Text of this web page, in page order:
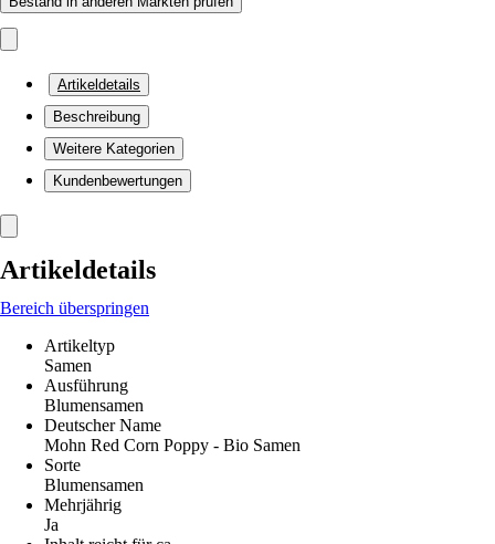
Artikeldetails
Beschreibung
Weitere Kategorien
Kundenbewertungen
Artikeldetails
Bereich überspringen
Artikeltyp
Samen
Ausführung
Blumensamen
Deutscher Name
Mohn Red Corn Poppy - Bio Samen
Sorte
Blumensamen
Mehrjährig
Ja